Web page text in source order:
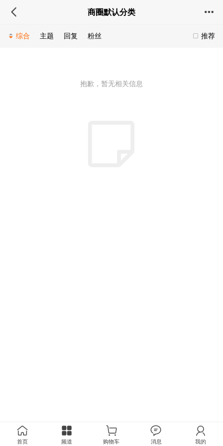
商圈默认分类
推荐
综合 主题 回复 粉丝
抱歉，暂无相关信息
首页 频道 购物车 消息 我的